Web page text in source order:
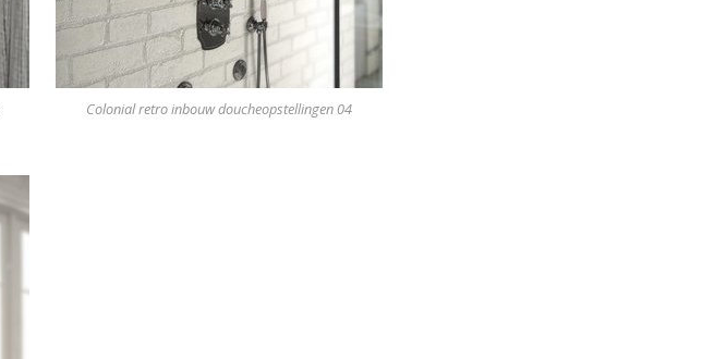
Colonial retro inbouw doucheopstellingen 04